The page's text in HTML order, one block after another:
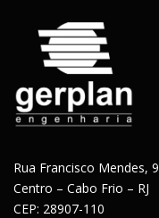
Rua Francisco Mendes,
Centro – Cabo Frio – RJ
CEP: 28907-110